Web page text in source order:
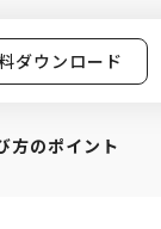
ダウンロード
方のポイント